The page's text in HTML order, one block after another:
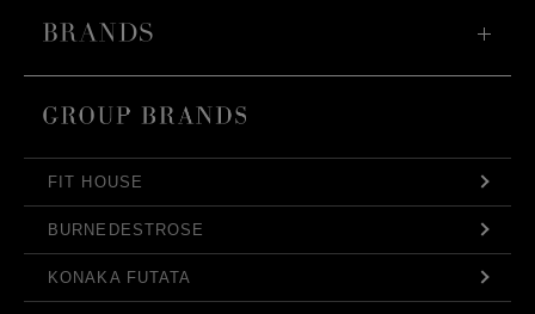
FIT HOUSE
BURNEDESTROSE
KONAKA FUTATA